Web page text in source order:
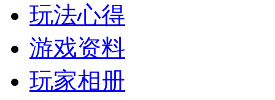
玩法心得
游戏资料
玩家相册